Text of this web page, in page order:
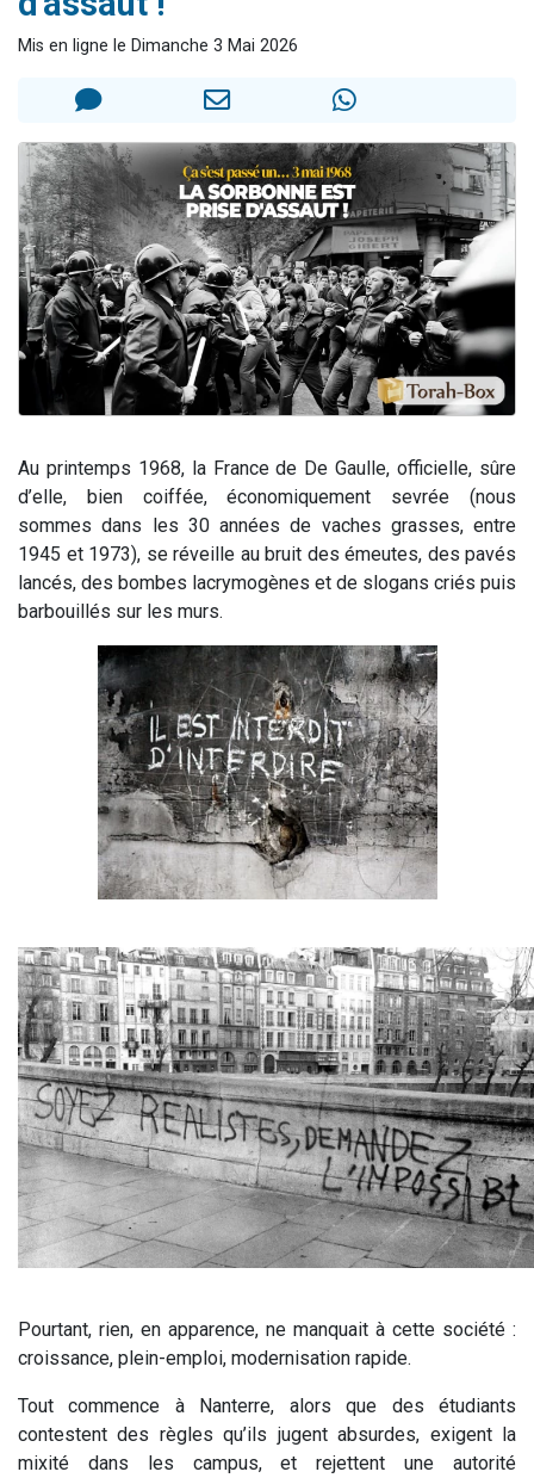
4 personnes viennent de faire un don pour Reloger Rivka, 6 enfants, victime de violences...
2 personnes viennent de faire un don pour 1 Journée de Vacances Pour les Enfants
3 nouvelles musiques dans Torah-Box Music
Mis en ligne le Dimanche 3 Mai 2026
Au printemps 1968, la France de De Gaulle, officielle, sûre
d’elle, bien coiffée, économiquement sevrée (nous
sommes dans les 30 années de vaches grasses, entre
1945 et 1973), se réveille au bruit des émeutes, des pavés
lancés, des bombes lacrymogènes et de slogans criés puis
barbouillés sur les murs.
Pourtant, rien, en apparence, ne manquait à cette société :
croissance, plein-emploi, modernisation rapide.
Tout commence à Nanterre, alors que des étudiants
contestent des règles qu’ils jugent absurdes, exigent la
mixité dans les campus, et rejettent une autorité